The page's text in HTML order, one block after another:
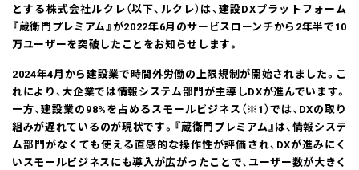
とする株式会社ルクレ（以下、ルクレ）は、建設DXプラットフォーム
『蔵衛門プレミアム』が2022年6月のサービスローンチから2年半で10
万ユーザーを突破したことをお知らせします。
2024年4月から建設業で時間外労働の上限規制が開始されました。こ
れにより、大企業では情報システム部門が主導しDXが進んでいます。
一方、建設業の98%を占めるスモールビジネス（※1）では、DXの取り
組みが遅れているのが現状です。『蔵衛門プレミアム』は、情報システ
ム部門がなくても使える直感的な操作性が評価され、DXが進みにく
いスモールビジネスにも導入が広がったことで、ユーザー数が大きく